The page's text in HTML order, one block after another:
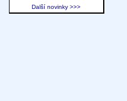
Další novinky >>>